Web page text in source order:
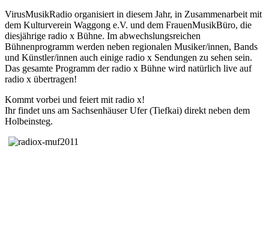
VirusMusikRadio organisiert in diesem Jahr, in Zusammenarbeit mit
dem Kulturverein Waggong e.V. und dem FrauenMusikBüro, die
diesjährige radio x Bühne. Im abwechslungsreichen
Bühnenprogramm werden neben regionalen Musiker/innen, Bands
und Künstler/innen auch einige radio x Sendungen zu sehen sein.
Das gesamte Programm der radio x Bühne wird natürlich live auf
radio x übertragen!
Kommt vorbei und feiert mit radio x!
Ihr findet uns am Sachsenhäuser Ufer (Tiefkai) direkt neben dem
Holbeinsteg.